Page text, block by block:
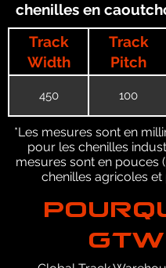
chenilles en
Track
Width
Track
Pitch
450 100
*Les mesures sont en
pour les chenilles
mesures sont en pouces
chenilles agricoles et
GTW